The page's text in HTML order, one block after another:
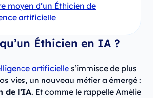
moyen d’un Éthicien de
artificielle
Éthicien en IA ?
artificielle s’immisce de plus
vies, un nouveau métier a émergé :
de l’IA. Et comme le rappelle Amélie